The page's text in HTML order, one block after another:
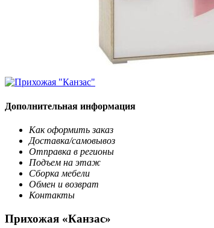
Дополнительная информация
Как оформить заказ
Доставка/самовывоз
Отправка в регионы
Подъем на этаж
Сборка мебели
Обмен и возврат
Контакты
Прихожая «Канзас»